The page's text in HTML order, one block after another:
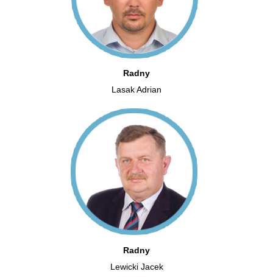
Radny
Lasak Adrian
Radny
Lewicki Jacek